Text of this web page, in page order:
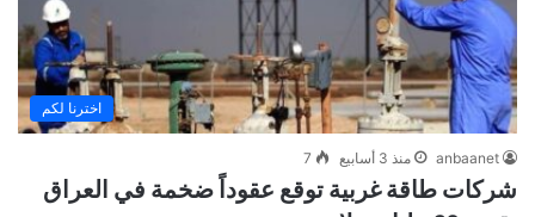
اخترنا لكم
anbaanet منذ 3 أسابيع 7
شركات طاقة غربية توقع عقوداً ضخمة في العراق